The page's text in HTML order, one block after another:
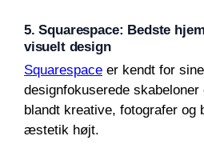
5. Squarespace: Bedste
visuelt design
Squarespace er kendt for
designfokuserede
blandt kreative, fotografer og
æstetik højt.